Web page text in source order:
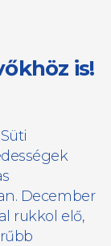
is!
December
rukkol elő,